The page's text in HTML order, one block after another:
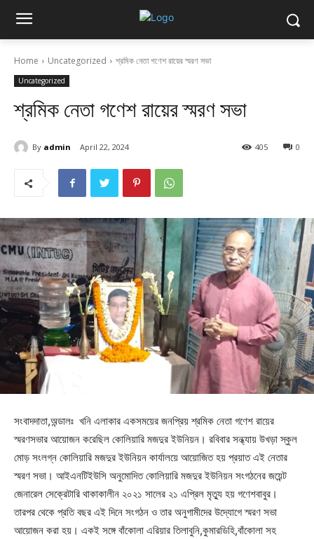
Home Uncategorized শ্রমিক নেতা গণেশ রায়ের স্মরণ সভা
Uncategorized
শ্রমিক নেতা গণেশ রায়ের স্মরণ সভা
By admin April 22, 2024 0
405
সংবাদদাতা,অন্ডালঃ খনি এলাকার একসময়ের জনপ্রিয় শ্রমিক নেতা গণেশ রায়ের
স্মরণসভার আয়োজন করেছিল কোলিয়ারি মজদুর ইউনিয়ন। রবিবার সন্ধ্যায় উখড়া স্কুল
মোড় সংলগ্ন কোলিয়ারি মজদুর ইউনিয়ন কার্যালয়ে আয়োজিত হয় প্রয়াত এই নেতার
স্মরণ সভা। আইএনটিইউসি অনুমোদিত কোলিয়ারি মজদুর ইউনিয়ন সংগঠনের জয়েন্ট
জেনারেল সেক্রেটারি থাকাকালীন ২০২১ সালের ২১ এপ্রিল মৃত্যু হয় গণেশবাবুর।
তারপর থেকে প্রতি বছর এই দিনে সংগঠন ও তার অনুগামীদের উদ্যোগে স্মরণ সভা
আয়োজন করা হয়। একই সঙ্গে বাঁকোলা এরিয়ার তিলাবুনি,কুমারডিহি,বাঁকোলা সহ